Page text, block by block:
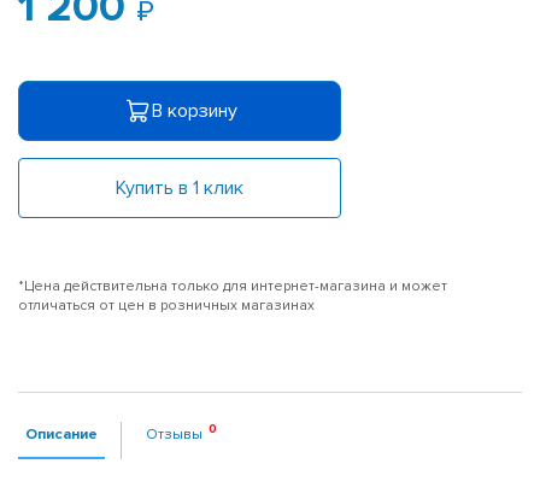
В корзину
Купить в 1 клик
*Цена действительна только для интернет-магазина и может
отличаться от цен в розничных магазинах
Описание Отзывы